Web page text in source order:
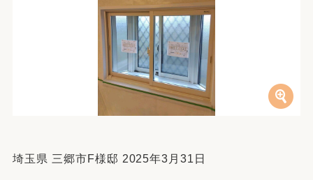
埼玉県 三郷市F様邸 2025年3月31日